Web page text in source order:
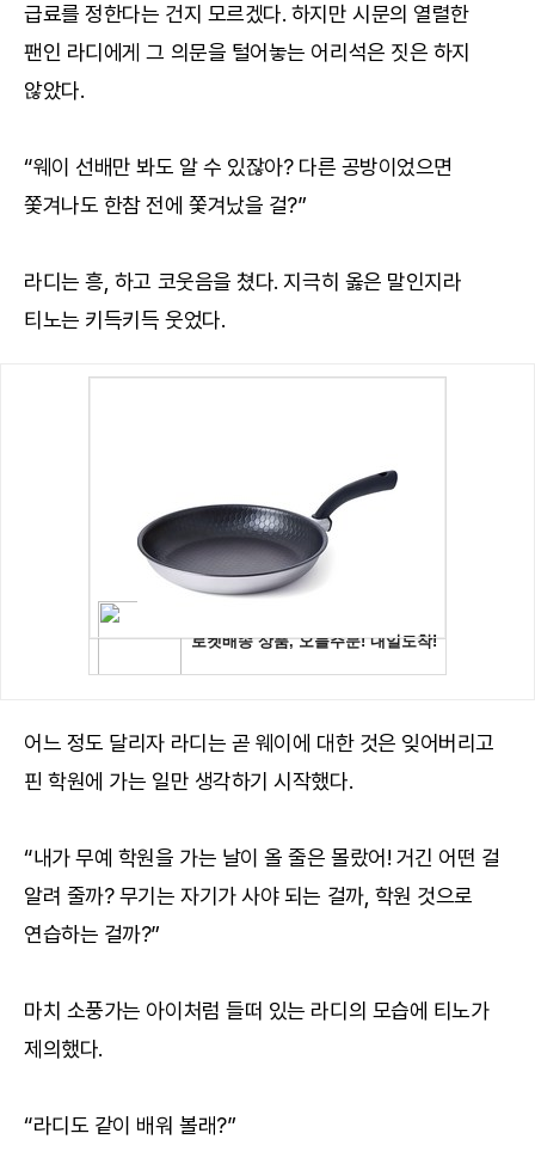
급료를 정한다는 건지 모르겠다. 하지만 시문의 열렬한
팬인 라디에게 그 의문을 털어놓는 어리석은 짓은 하지
않았다.
“웨이 선배만 봐도 알 수 있잖아? 다른 공방이었으면
쫓겨나도 한참 전에 쫓겨났을 걸?”
라디는 흥, 하고 코웃음을 쳤다. 지극히 옳은 말인지라
티노는 키득키득 웃었다.
어느 정도 달리자 라디는 곧 웨이에 대한 것은 잊어버리고
핀 학원에 가는 일만 생각하기 시작했다.
“내가 무예 학원을 가는 날이 올 줄은 몰랐어! 거긴 어떤 걸
알려 줄까? 무기는 자기가 사야 되는 걸까, 학원 것으로
연습하는 걸까?”
마치 소풍가는 아이처럼 들떠 있는 라디의 모습에 티노가
제의했다.
“라디도 같이 배워 볼래?”